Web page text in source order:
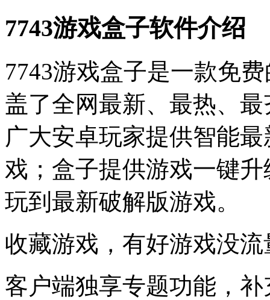
7743游戏盒子软件介绍
7743游戏盒子是一款免
盖了全网最新、最热、
广大安卓玩家提供智能
戏；盒子提供游戏一键
玩到最新破解版游戏。
收藏游戏，有好游戏没
客户端独享专题功能，